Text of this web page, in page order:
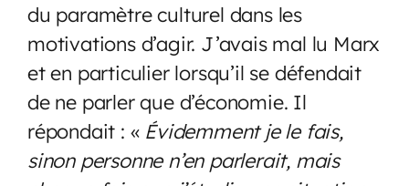
du paramètre culturel dans les
motivations d’agir. J’avais mal lu Marx
et en particulier lorsqu’il se défendait
de ne parler que d’économie. Il
répondait : « Évidemment je le fais,
sinon personne n’en parlerait, mais